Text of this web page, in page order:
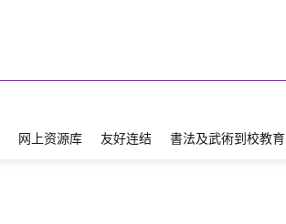
网上资源库 友好连结 書法及武術到校教育